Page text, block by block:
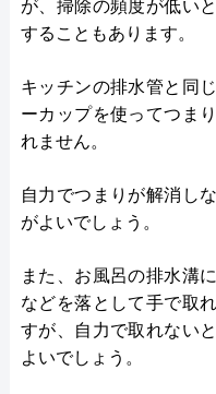
が、掃除の頻度が低い
することもあります。
キッチンの排水管と同
ーカップを使ってつま
れません。
自力でつまりが解消し
がよいでしょう。
また、お風呂の排水溝
などを落として手で取
すが、自力で取れない
よいでしょう。